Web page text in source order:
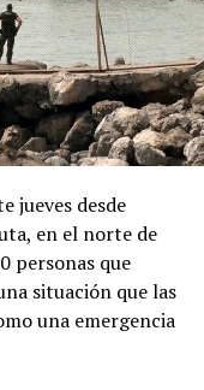
de hostilidad
y
Argentina
revisión del
jueves desde
en el norte de
personas que
situación que las
una emergencia